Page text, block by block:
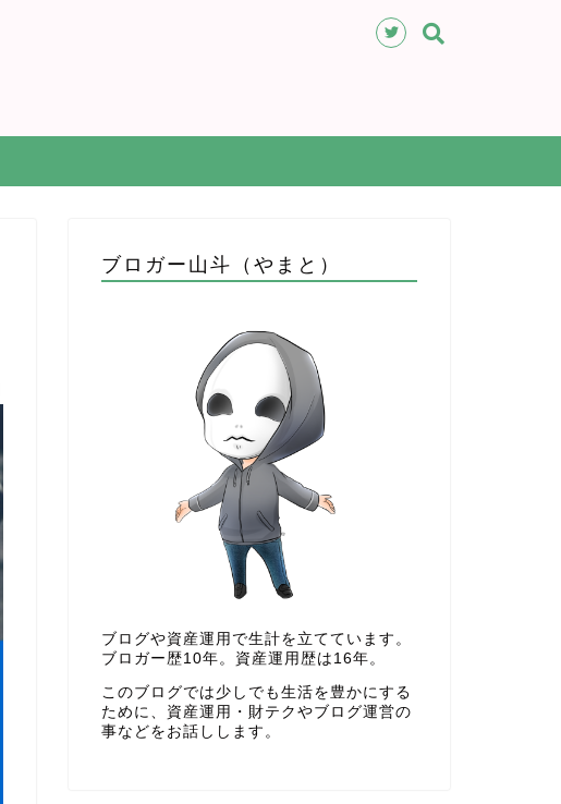
ブロガー山斗（やまと）
ブログや資産運用で生計を立てています。
ブロガー歴10年。資産運用歴は16年。
このブログでは少しでも生活を豊かにする
ために、資産運用・財テクやブログ運営の
事などをお話しします。